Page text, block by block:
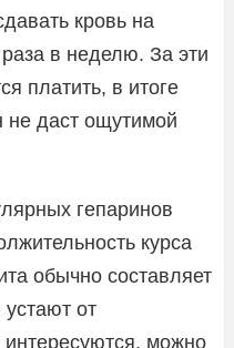
кровь на
в неделю. За эти
платить, в итоге
даст ощутимой
гепаринов
курса
обычно составляет
от
можно